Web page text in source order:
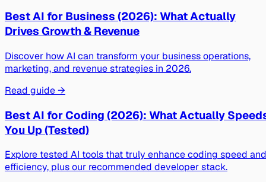
Best AI for Business (2026): What Actually
Drives Growth & Revenue
Discover how AI can transform your business operations,
marketing, and revenue strategies in 2026.
Read guide →
Best AI for Coding (2026): What Actually
You Up (Tested)
Explore tested AI tools that truly enhance coding speed and
efficiency, plus our recommended developer stack.